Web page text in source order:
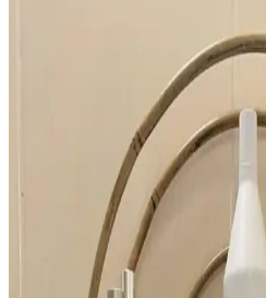
versiyonları arasındaki formül ve
deneyimleri ve şişe etiketlerinin
Lattafa Parfümleri: Kalite,
Fiyat-Performans
Lattafa parfümleri uygun fiyatları
çekiyor. Kullanıcı deneyimleri kalite
gösterirken, macerasyon süreci
İlkbahar İçin Katmanlı
Önerileriyle Ferah Aromalar